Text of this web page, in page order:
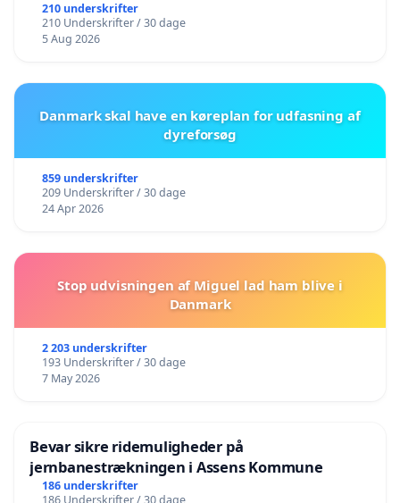
210 underskrifter
210 Underskrifter / 30 dage
5 Aug 2026
Danmark skal have en køreplan for udfasning af
dyreforsøg
859 underskrifter
209 Underskrifter / 30 dage
24 Apr 2026
Stop udvisningen af Miguel lad ham blive i
Danmark
2 203 underskrifter
193 Underskrifter / 30 dage
7 May 2026
Bevar sikre ridemuligheder på
jernbanestrækningen i Assens Kommune
186 underskrifter
186 Underskrifter / 30 dage